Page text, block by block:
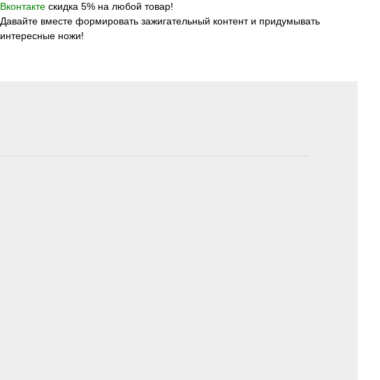
Вконтакте скидка 5% на любой товар!
Давайте вместе формировать зажигательный контент и придумывать
интересные ножи!